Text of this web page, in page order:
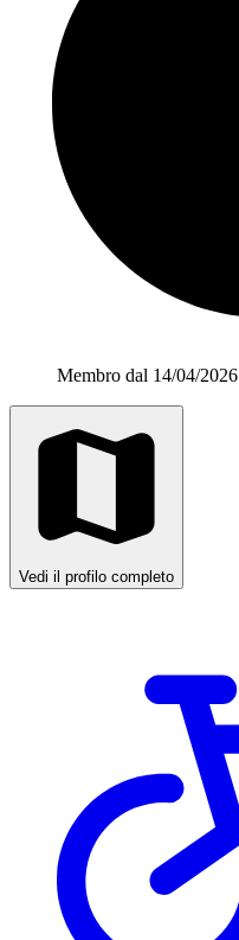
Membro dal 14/04/2026
Vedi il profilo completo